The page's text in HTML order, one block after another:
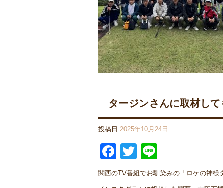
タージンさんに取材し
投稿日 2025年10月24日
Facebook
Twitter
関西のTV番組でお馴染みの「ロケの神